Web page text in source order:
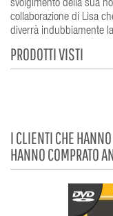
svolgimento della sua
collaborazione di Lisa
diverrà indubbiamente
PRODOTTI VISTI
I CLIENTI CHE
HANNO COMPRATO